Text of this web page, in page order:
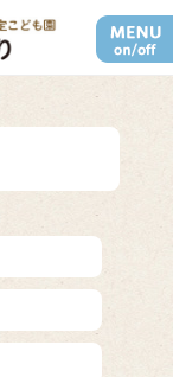
ナビゲー